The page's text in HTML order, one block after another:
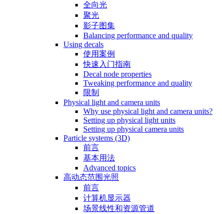
全向光
聚光
影子图集
Balancing performance and quality
Using decals
使用案例
快速入门指南
Decal node properties
Tweaking performance and quality
限制
Physical light and camera units
Why use physical light and camera units?
Setting up physical light units
Setting up physical camera units
Particle systems (3D)
前言
基本用法
Advanced topics
高动态范围光照
前言
计算机显示器
场景线性和资源管道